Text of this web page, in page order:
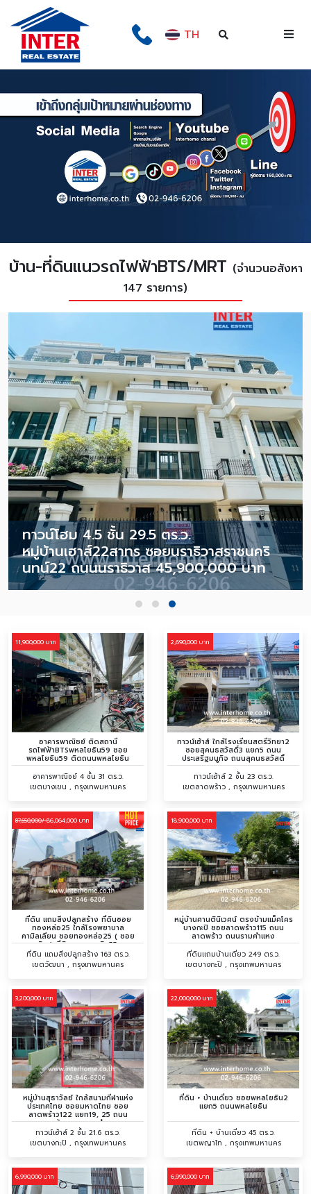
TH
บ้าน-ที่ดินแนวรถไฟฟ้าBTS/MRT (จำนวนอสังหา
147 รายการ)
ทาวน์โฮม 4.5 ชั้น 29.5 ตร.ว.
หมู่บ้านเฮาส์22สาทร ซอยนราธิวาสราชนคริ
นทน์22 ถนนนราธิวาส 45,900,000 บาท
11,900,000 บาท
อาคารพาณิชย์ ติดสถานี
รถไฟฟ้าBTSพหลโยธิน59 ซอย
พหลโยธิน59 ติดถนนพหลโยธิน
อาคารพาณิชย์ 4 ชั้น 31 ตร.ว.
เขตบางเขน , กรุงเทพมหานคร
2,690,000 บาท
ทาวน์เฮ้าส์ ใกล้โรงเรียนสตรีวิทยา2
ซอยสุคนธสวัสดิ์3 แยก5 ถนน
ประเสริฐมนูกิจ ถนนสุคนธสวัสดิ์
ทาวน์เฮ้าส์ 2 ชั้น 23 ตร.ว.
เขตลาดพร้าว , กรุงเทพมหานคร
87,650,000/86,064,000 บาท
ที่ดิน แถมสิ่งปลูกสร้าง ที่ดินซอย
ทองหล่อ25 ใกล้โรงพยาบาล
คามิลเลียน ซอยทองหล่อ25 ( ซอย
แสงเงิน ) ที่ดินถนนสุขุมวิท55 ถนน
ทองหล่อ ถนนเพชรบุรี
ที่ดิน แถมสิ่งปลูกสร้าง 163 ตร.ว.
เขตวัฒนา , กรุงเทพมหานคร
18,900,000 บาท
หมู่บ้านศานตินิเวศน์ ตรงข้ามแม็คโคร
บางกะปิ ซอยลาดพร้าว115 ถนน
ลาดพร้าว ถนนรามคำแหง
ที่ดินเเถมบ้านเดี่ยว 249 ตร.ว.
เขตบางกะปิ , กรุงเทพมหานคร
3,200,000 บาท
หมู่บ้านสุธาวัลย์ ใกล้สนามกีฬาแห่ง
ประเทศไทย ซอยมหาดไทย ซอย
ลาดพร้าว122 แยก19, 25 ถนน
ลาดพร้าว ถนนรามคำแหง
ทาวน์เฮ้าส์ 2 ชั้น 21.6 ตร.ว.
เขตบางกะปิ , กรุงเทพมหานคร
22,000,000 บาท
ที่ดิน + บ้านเดี่ยว ซอยพหลโยธิน2
แยก5 ถนนพหลโยธิน
ที่ดิน + บ้านเดี่ยว 45 ตร.ว.
เขตพญาไท , กรุงเทพมหานคร
6,990,000 บาท 6,990,000 บาท